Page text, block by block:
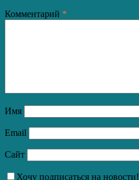
Комментарий *
Имя
Email
Сайт
Хочу подписаться на новости!